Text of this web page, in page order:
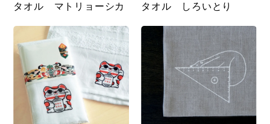
タオル マトリョーシカ
タオル しろいとり